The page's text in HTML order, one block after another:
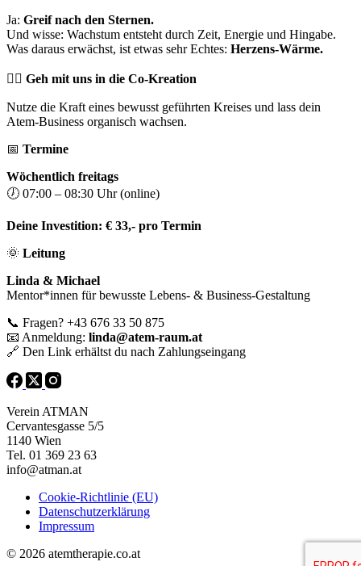
Ja: Greif nach den Sternen.
Und wisse: Wachstum entsteht durch Zeit, Energie und Hingabe.
Was daraus erwächst, ist etwas sehr Echtes: Herzens-Wärme.
❤️‍🔥 Geh mit uns in die Co-Kreation
Nutze die Kraft eines bewusst geführten Kreises und lass dein
Atem-Business organisch wachsen.
📅 Termine
Wöchentlich freitags
🕖 07:00 – 08:30 Uhr (online)
Deine Investition: € 33,- pro Termin
🌞 Leitung
Linda & Michael
Mentor*innen für bewusste Lebens- & Business-Gestaltung
📞 Fragen? +43 676 33 50 875
📧 Anmeldung: linda@atem-raum.at
🔗 Den Link erhältst du nach Zahlungseingang
Verein ATMAN
Cervantesgasse 5/5
1140 Wien
Tel. 01 369 23 63
info@atman.at
Cookie-Richtlinie (EU)
Datenschutzerklärung
Impressum
© 2026 atemtherapie.co.at